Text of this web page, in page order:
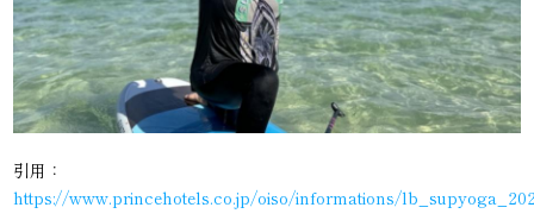
引用：
https://www.princehotels.co.jp/oiso/informations/